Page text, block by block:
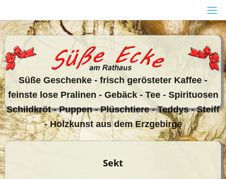
springen
Süße Geschenke - frisch gerösteter Kaffee -
feinste lose Pralinen - Gebäck - Tee - Spirituosen
Schildkröt - Puppen - Plüschtiere - Teddys - Steiff
- Holzkunst aus dem Erzgebirge
Sekt